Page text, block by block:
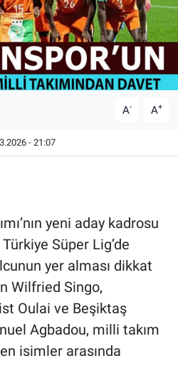
A- A+
- 21:07
yeni aday kadrosu
Süper Lig’de
yer alması dikkat
Wilfried Singo,
Oulai ve Beşiktaş
Agbadou, milli takım
isimler arasında